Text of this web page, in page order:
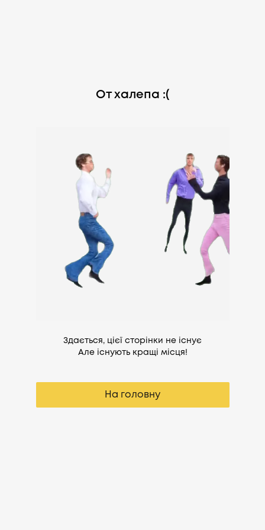
От халепа :(
Здається, цієї сторінки не існує
Але існують кращі місця!
На головну